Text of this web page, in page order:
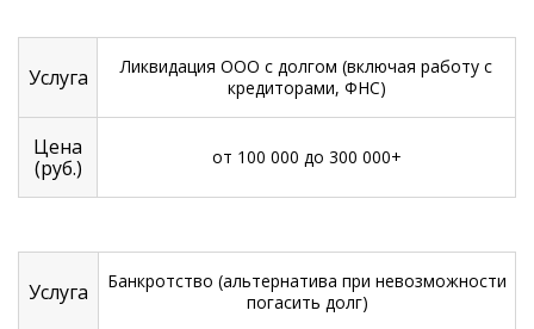
Услуга
Ликвидация ООО с долгом (включая работу с
кредиторами, ФНС)
Цена
(руб.)
от 100 000 до 300 000+
Услуга
Банкротство (альтернатива при невозможности
погасить долг)